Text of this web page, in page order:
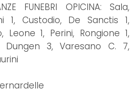
FUNEBRI OPICINA: Sala,
1, Custodio, De Sanctis 1,
Leone 1, Perini, Rongione 1,
Dungen 3, Varesano C. 7,